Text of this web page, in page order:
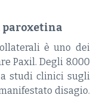
è uno dei
Paxil. Degli 8.000
studi clinici sugli
disagio.